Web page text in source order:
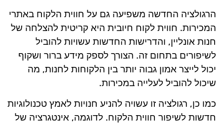
הרגולציה החדשה משפיעה גם על חווית הלקוח באתרי
המכירות. חווית לקוח חיובית היא קריטית להצלחה של
חנות אונליין, והדרישות החדשות עשויות להוביל
לשיפורים בתחום זה. הצורך לספק מידע ברור ושקוף
יכול לייצר אמון גבוה יותר בין הלקוחות לחנות, מה
שיכול להוביל לעלייה במכירות.
כמו כן, רגולציה זו עשויה להניע חנויות לאמץ טכנולוגיות
חדשות לשיפור חווית הלקוח. לדוגמה, אינטגרציה של